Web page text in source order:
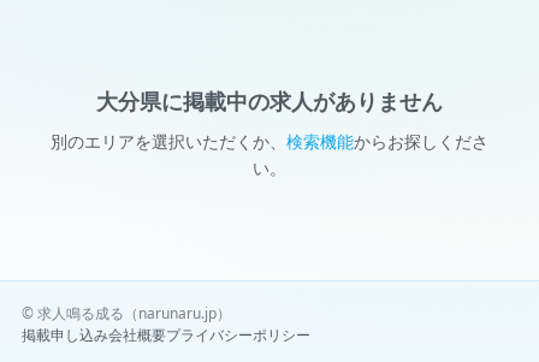
大分県に掲載中の求人がありません
別のエリアを選択いただくか、 検索機能からお探しくださ
い。
© 求人鳴る成る（narunaru.jp）
掲載申し込み会社概要プライバシーポリシー